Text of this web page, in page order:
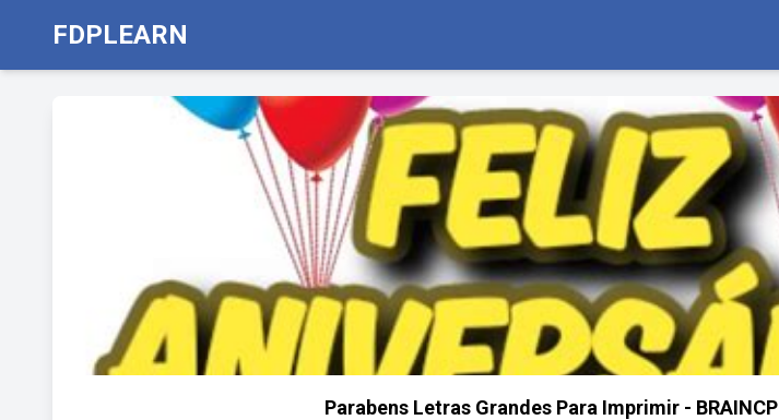
FDPLEARN
Parabens Letras Grandes Para Imprimir - BRAINCP